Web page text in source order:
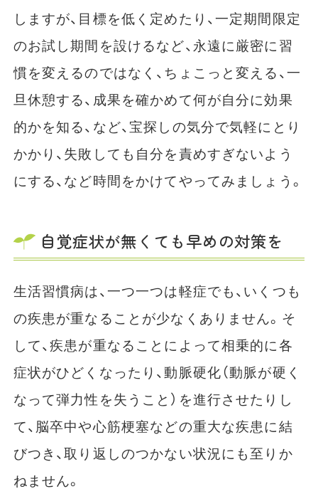
しますが、目標を低く定めたり、一定期間限定
のお試し期間を設けるなど、永遠に厳密に習
慣を変えるのではなく、ちょこっと変える、一
旦休憩する、成果を確かめて何が自分に効果
的かを知る、など、宝探しの気分で気軽にとり
かかり、失敗しても自分を責めすぎないよう
にする、など時間をかけてやってみましょう。
自覚症状が無くても早めの対策を
生活習慣病は、一つ一つは軽症でも、いくつも
の疾患が重なることが少なくありません。そ
して、疾患が重なることによって相乗的に各
症状がひどくなったり、動脈硬化（動脈が硬く
なって弾力性を失うこと）を進行させたりし
て、脳卒中や心筋梗塞などの重大な疾患に結
びつき、取り返しのつかない状況にも至りか
ねません。